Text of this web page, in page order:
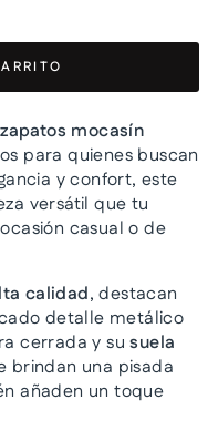
zapatos mocasín
para quienes buscan
y confort, este
versátil que tu
casual o de
calidad, destacan
detalle metálico
cerrada y susuela
brindan una pisada
añaden un toque